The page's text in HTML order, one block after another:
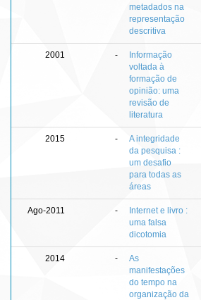
metadados na
representação
descritiva
2001 -
Informação
voltada à
formação de
opinião: uma
revisão de
literatura
2015 -
A integridade
da pesquisa :
um desafio
para todas as
áreas
Ago-2011 -
Internet e livro :
uma falsa
dicotomia
2014 -
As
manifestações
do tempo na
organização da